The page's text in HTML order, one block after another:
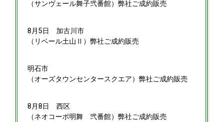
（サンヴェール舞子弐番館）弊社ご成約販売
8月5日 加古川市
（リベール土山Ⅱ）弊社ご成約販売
明石市
（オーズタウンセンタースクエア）弊社ご成約販売
8月8日 西区
（ネオコーポ明舞 弐番館）弊社ご成約販売